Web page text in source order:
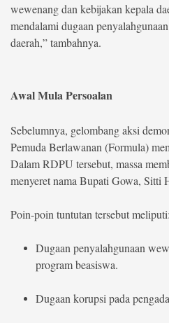
wewenang dan kebijakan kepala
mendalami dugaan
daerah,” tambahnya.
Awal Mula Persoalan
Sebelumnya, gelombang aksi
Pemuda Berlawanan (Formula)
Dalam RDPU tersebut, massa
menyeret nama Bupati Gowa, Sitti
Poin-poin tuntutan tersebut meliputi:
Dugaan penyalahgunaan
program beasiswa.
Dugaan korupsi pada